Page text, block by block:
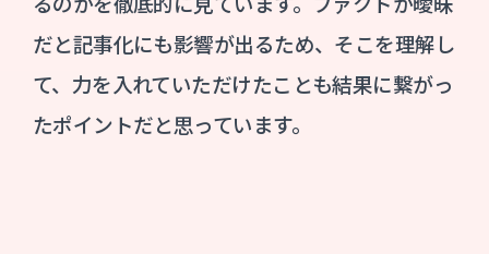
だと記事化にも影響が出るため、そこを理解し
て、力を入れていただけたことも結果に繋がっ
たポイントだと思っています。